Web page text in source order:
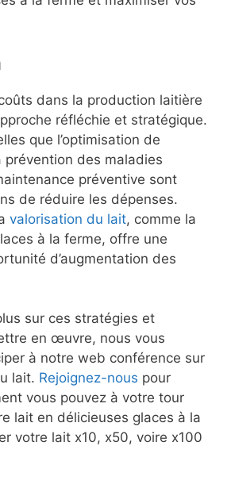
dans la production laitière
réfléchie et stratégique.
que l’optimisation de
prévention des maladies
préventive sont
de réduire les dépenses.
valorisation du lait, comme la
à la ferme, offre une
d’augmentation des
sur ces stratégies et
en œuvre, nous vous
à notre web conférence sur
lait. Rejoignez-nous pour
vous pouvez à votre tour
lait en délicieuses glaces à la
votre lait x10, x50, voire x100